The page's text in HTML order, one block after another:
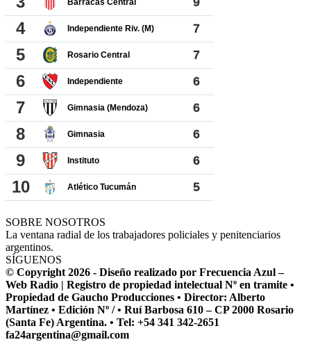
SOBRE NOSOTROS
La ventana radial de los trabajadores policiales y penitenciarios
argentinos.
SÍGUENOS
© Copyright 2026 - Diseño realizado por Frecuencia Azul –
Web Radio | Registro de propiedad intelectual Nº en tramite •
Propiedad de Gaucho Producciones • Director: Alberto
Martínez • Edición Nº / • Ruí Barbosa 610 – CP 2000 Rosario
(Santa Fe) Argentina. • Tel: +54 341 342-2651
fa24argentina@gmail.com